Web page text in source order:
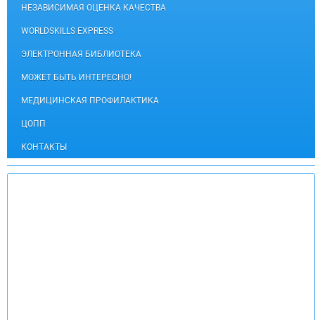
НЕЗАВИСИМАЯ ОЦЕНКА КАЧЕСТВА
WORLDSKILLS EXPRESS
ЭЛЕКТРОННАЯ БИБЛИОТЕКА
МОЖЕТ БЫТЬ ИНТЕРЕСНО!
МЕДИЦИНСКАЯ ПРОФИЛАКТИКА
ЦОПП
КОНТАКТЫ